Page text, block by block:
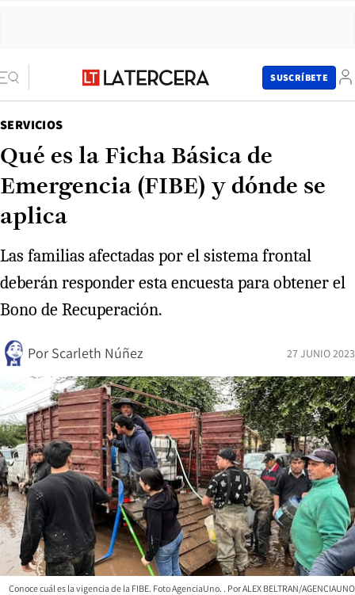
SUSCRÍBETE
SERVICIOS
Qué es la Ficha Básica de
Emergencia (FIBE) y dónde se
aplica
Las familias afectadas por el sistema frontal
deberán responder esta encuesta para obtener el
Bono de Recuperación.
Por Scarleth Núñez 27 JUNIO 2023
Conoce cuál es la vigencia de la FIBE. Foto AgenciaUno. ALEX BELTRAN/AGENCIAUNO